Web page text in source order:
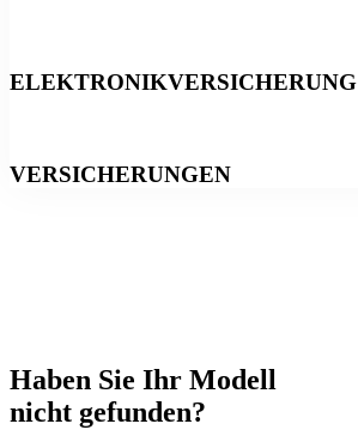
ELEKTRONIKVERSICHERUNG
VERSICHERUNGEN
Haben Sie Ihr Modell
nicht gefunden?